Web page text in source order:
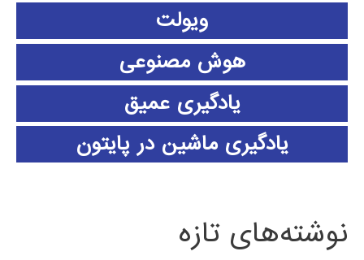
ویولت
هوش مصنوعی
یادگیری عمیق
یادگیری ماشین در پایتون
نوشته‌های تازه